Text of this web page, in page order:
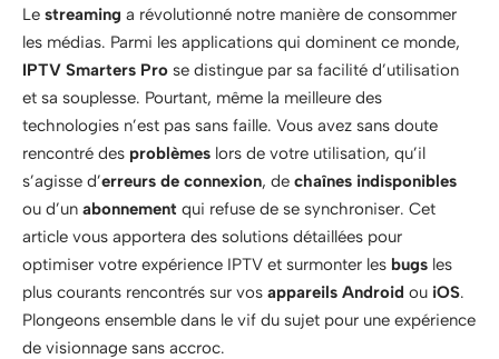
Le streaming a révolutionné notre manière de consommer
les médias. Parmi les applications qui dominent ce monde,
IPTV Smarters Pro se distingue par sa facilité d’utilisation
et sa souplesse. Pourtant, même la meilleure des
technologies n’est pas sans faille. Vous avez sans doute
rencontré des problèmes lors de votre utilisation, qu’il
s’agisse d’erreurs de connexion, de chaînes indisponibles
ou d’un abonnement qui refuse de se synchroniser. Cet
article vous apportera des solutions détaillées pour
optimiser votre expérience IPTV et surmonter les bugs les
plus courants rencontrés sur vos appareils Android ou iOS.
Plongeons ensemble dans le vif du sujet pour une expérience
de visionnage sans accroc.